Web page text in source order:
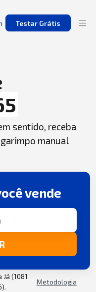
Testar Grátis
sentido, receba
manual
vende
(1081
Metodologia